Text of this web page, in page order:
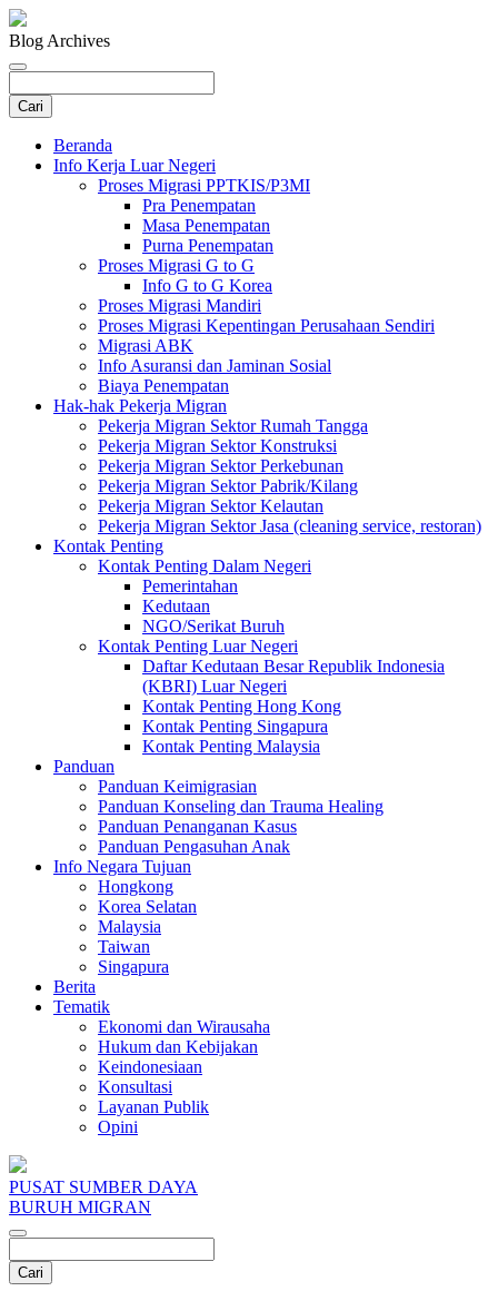
Blog Archives
Beranda
Info Kerja Luar Negeri
Proses Migrasi PPTKIS/P3MI
Pra Penempatan
Masa Penempatan
Purna Penempatan
Proses Migrasi G to G
Info G to G Korea
Proses Migrasi Mandiri
Proses Migrasi Kepentingan Perusahaan Sendiri
Migrasi ABK
Info Asuransi dan Jaminan Sosial
Biaya Penempatan
Hak-hak Pekerja Migran
Pekerja Migran Sektor Rumah Tangga
Pekerja Migran Sektor Konstruksi
Pekerja Migran Sektor Perkebunan
Pekerja Migran Sektor Pabrik/Kilang
Pekerja Migran Sektor Kelautan
Pekerja Migran Sektor Jasa (cleaning service, restoran)
Kontak Penting
Kontak Penting Dalam Negeri
Pemerintahan
Kedutaan
NGO/Serikat Buruh
Kontak Penting Luar Negeri
Daftar Kedutaan Besar Republik Indonesia
(KBRI) Luar Negeri
Kontak Penting Hong Kong
Kontak Penting Singapura
Kontak Penting Malaysia
Panduan
Panduan Keimigrasian
Panduan Konseling dan Trauma Healing
Panduan Penanganan Kasus
Panduan Pengasuhan Anak
Info Negara Tujuan
Hongkong
Korea Selatan
Malaysia
Taiwan
Singapura
Berita
Tematik
Ekonomi dan Wirausaha
Hukum dan Kebijakan
Keindonesiaan
Konsultasi
Layanan Publik
Opini
PUSAT SUMBER DAYA
BURUH MIGRAN